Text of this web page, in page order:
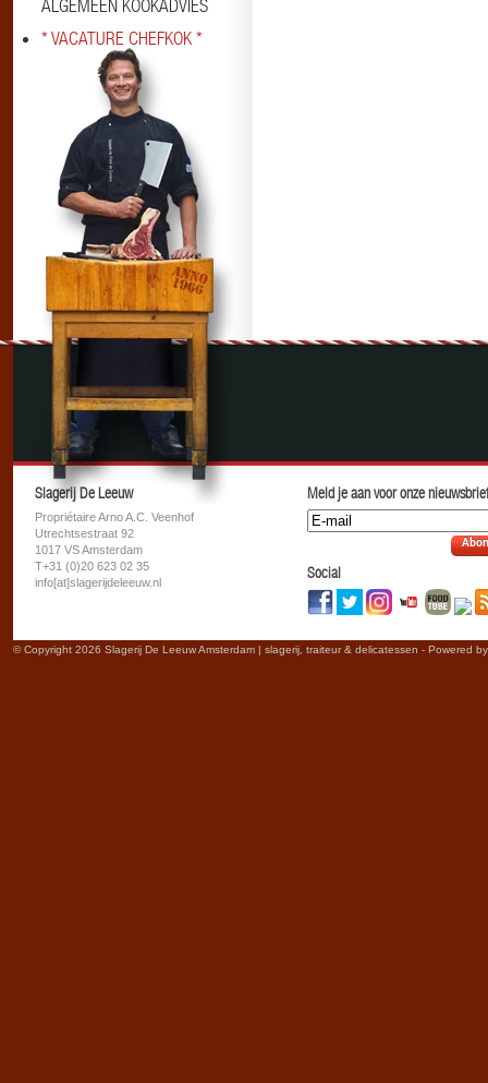
ALGEMEEN KOOKADVIES
* VACATURE CHEFKOK *
Slagerij De Leeuw
Propriétaire Arno A.C. Veenhof
Utrechtsestraat 92
1017 VS Amsterdam
T+31 (0)20 623 02 35
info[at]slagerijdeleeuw.nl
Meld je aan voor onze
Social
© Copyright 2026 Slagerij De Leeuw Amsterdam | slagerij, traiteur & delicatessen - Powered